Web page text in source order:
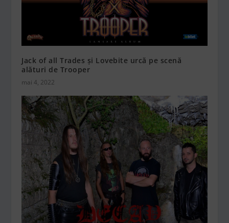
Jack of all Trades și Lovebite urcă pe scenă
alături de Trooper
mai 4, 2022